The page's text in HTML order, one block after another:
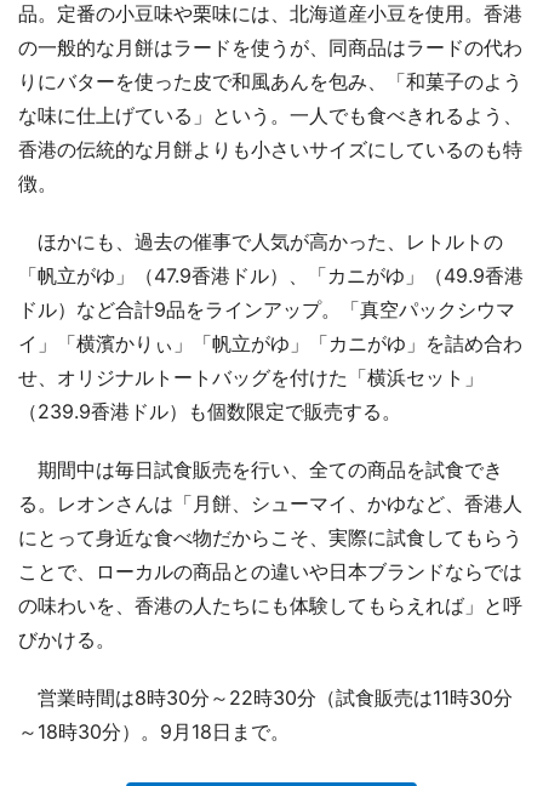
品。定番の小豆味や栗味には、北海道産小豆を使用。香港
の一般的な月餅はラードを使うが、同商品はラードの代わ
りにバターを使った皮で和風あんを包み、「和菓子のよう
な味に仕上げている」という。一人でも食べきれるよう、
香港の伝統的な月餅よりも小さいサイズにしているのも特
徴。
ほかにも、過去の催事で人気が高かった、レトルトの
「帆立がゆ」（47.9香港ドル）、「カニがゆ」（49.9香港
ドル）など合計9品をラインアップ。「真空パックシウマ
イ」「横濱かりぃ」「帆立がゆ」「カニがゆ」を詰め合わ
せ、オリジナルトートバッグを付けた「横浜セット」
（239.9香港ドル）も個数限定で販売する。
期間中は毎日試食販売を行い、全ての商品を試食でき
る。レオンさんは「月餅、シューマイ、かゆなど、香港人
にとって身近な食べ物だからこそ、実際に試食してもらう
ことで、ローカルの商品との違いや日本ブランドならでは
の味わいを、香港の人たちにも体験してもらえれば」と呼
びかける。
営業時間は8時30分～22時30分（試食販売は11時30分
～18時30分）。9月18日まで。